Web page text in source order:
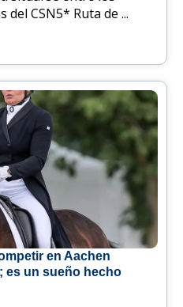
CSN5* Ruta de ...
en Aachen
es un sueño hecho